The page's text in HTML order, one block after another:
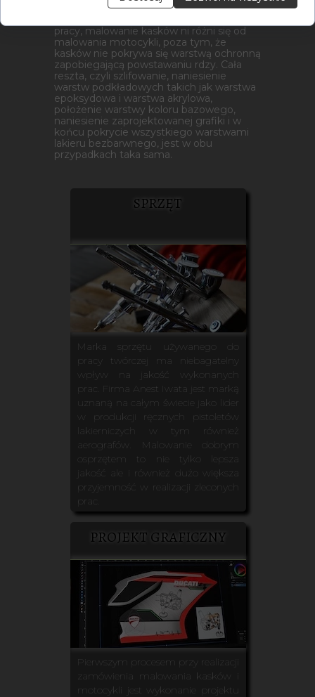
PROJEKT GRAFICZNY
Pierwszym procesem przy realizacji
zamówienia malowania kasków i
motocykli jest wykonanie projektu
SPRZĘT
Marka sprzętu używanego do
pracy twórczej ma niebagatelny
wpływ na jakość wykonanych
prac. Firma Anest Iwata jest marką
uznaną na całym świecie jako lider
w produkcji ręcznych pistoletów
lakierniczych w tym również
aerografów. Malowanie dobrym
osprzętem to nie tylko lepsza
jakość ale i również dużo większa
przyjemność w realizacji zleconych
prac.
różnorodnych technik, które wspomagają
pracy, malowanie kasków ni różni się od
malowania motocykli, poza tym, że
kasków nie pokrywa się warstwą ochronną
zapobiegającą powstawaniu rdzy. Cała
reszta, czyli szlifowanie, naniesienie
warstw podkładowych takich jak warstwa
epoksydowa i warstwa akrylowa,
położenie warstwy koloru bazowego,
naniesienie zaprojektowanej grafiki i w
końcu pokrycie wszystkiego warstwami
lakieru bezbarwnego, jest w obu
przypadkach taka sama.